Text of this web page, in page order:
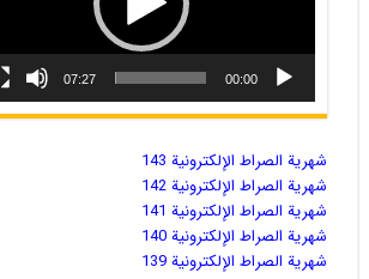
00:00
07:27
شهریة الصراط الإلكترونية 143
شهریة الصراط الإلكترونية 142
شهریة الصراط الإلكترونية 141
شهریة الصراط الإلكترونية 140
شهریة الصراط الإلكترونية 139